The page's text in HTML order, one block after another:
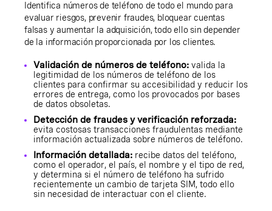
Identifica números de teléfono de todo el mundo para
evaluar riesgos, prevenir fraudes, bloquear cuentas
falsas y aumentar la adquisición, todo ello sin depender
de la información proporcionada por los clientes.
Validación de números de teléfono: valida la
legitimidad de los números de teléfono de los
clientes para confirmar su accesibilidad y reducir los
errores de entrega, como los provocados por bases
de datos obsoletas.
Detección de fraudes y verificación reforzada:
evita costosas transacciones fraudulentas mediante
información actualizada sobre números de teléfono.
Información detallada: recibe datos del teléfono,
como el operador, el país, el nombre y el tipo de red,
y determina si el número de teléfono ha sufrido
recientemente un cambio de tarjeta SIM, todo ello
sin necesidad de interactuar con el cliente.